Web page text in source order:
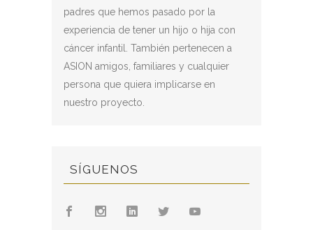
padres que hemos pasado por la
experiencia de tener un hijo o hija con
cáncer infantil. También pertenecen a
ASION amigos, familiares y cualquier
persona que quiera implicarse en
nuestro proyecto.
SÍGUENOS